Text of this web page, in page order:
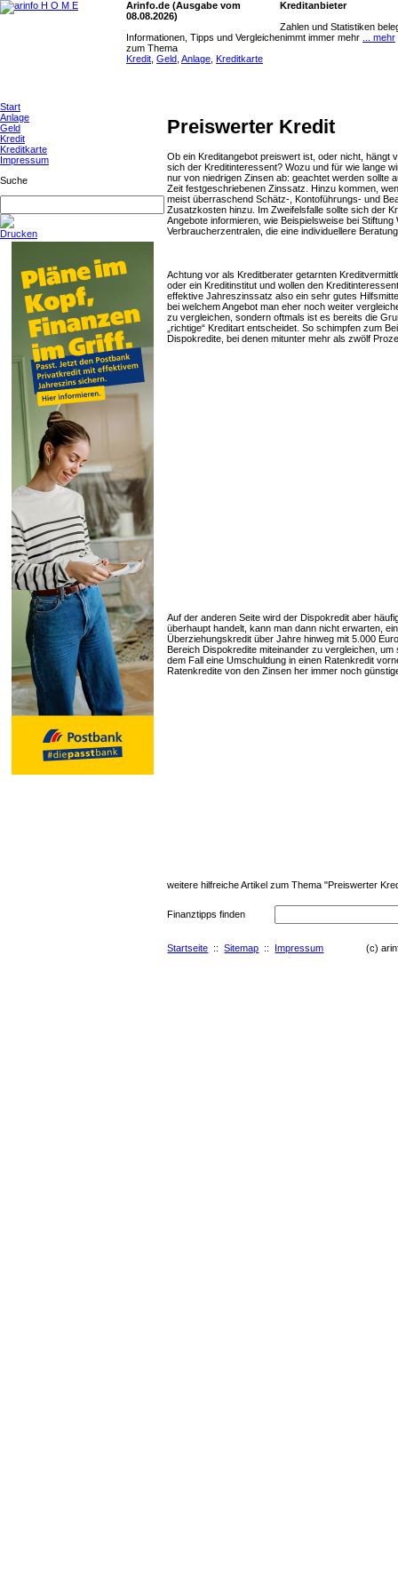
Arinfo.de (Ausgabe vom
08.08.2026)
Informationen, Tipps und Vergleiche
zum Thema
Kredit Geld Anlage Kreditkarte
Kreditanbieter
Zahlen und Statistiken
nimmt immer mehr
... mehr
Start
Anlage
Geld
Kredit
Kreditkarte
Impressum
Suche
Drucken
Preiswerter Kredit
Ob ein Kreditangebot preiswert ist, oder nicht, hängt
sich der Kreditinteressent? Wozu und für wie lange
nur von niedrigen Zinsen ab: geachtet werden sollte
Zeit festgeschriebenen Zinssatz. Hinzu kommen,
meist überraschend Schätz-, Kontoführungs- und
Zusatzkosten hinzu. Im Zweifelsfalle sollte sich der
Angebote informieren, wie Beispielsweise bei
Verbraucherzentralen, die eine individuellere
Achtung vor als Kreditberater getarnten
oder ein Kreditinstitut und wollen den
effektive Jahreszinssatz also ein sehr gutes
bei welchem Angebot man eher noch weiter
zu vergleichen, sondern oftmals ist es bereits die
„richtige“ Kreditart entscheidet. So schimpfen zum
Dispokredite, bei denen mitunter mehr als zwölf
Auf der anderen Seite wird der Dispokredit aber
überhaupt handelt, kann man dann nicht erwarten,
Überziehungskredit über Jahre hinweg mit 5.000
Bereich Dispokredite miteinander zu vergleichen,
dem Fall eine Umschuldung in einen Ratenkredit
Ratenkredite von den Zinsen her immer noch
weitere hilfreiche Artikel zum Thema "Preiswerter
Finanztipps finden
Startseite ::Sitemap :: Impressum (c)